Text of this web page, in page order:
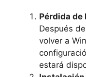
Pérdida
Después
volver a
estará